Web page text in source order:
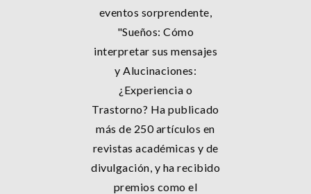
eventos sorprendente,
"Sueños: Cómo
interpretar sus mensajes
y Alucinaciones:
¿Experiencia o
Trastorno? Ha publicado
más de 250 artículos en
revistas académicas y de
divulgación, y ha recibido
premios como el